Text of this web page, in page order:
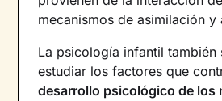
mecanismos de asimilación
La psicología infantil también
estudiar los factores que
desarrollo psicológico de los